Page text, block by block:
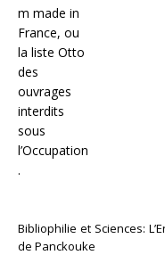
Bibliophilie et Sciences:
de Panckouke